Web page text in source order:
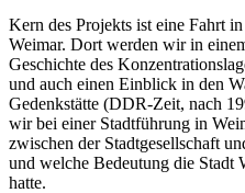
Kern des Projekts ist eine Fahrt
Weimar. Dort werden wir in
Geschichte des
und auch einen Einblick in den
Gedenkstätte (DDR-Zeit, nach
wir bei einer Stadtführung in
zwischen der Stadtgesellschaft
und welche Bedeutung die
hatte.